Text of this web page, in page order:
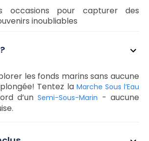
occasions pour capturer des
inoubliables
les fonds marins sans aucune
Tentez la Marche Sous l’Eau
d’unSemi-Sous-Marin - aucune